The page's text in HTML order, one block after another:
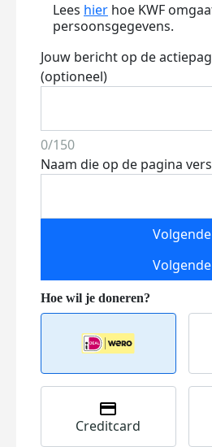
Lees hier hoe KWF
persoonsgegevens.
Jouw bericht op de
(optioneel)
0/150
Naam die op de pagina
Volgende
Volgende
Creditcard